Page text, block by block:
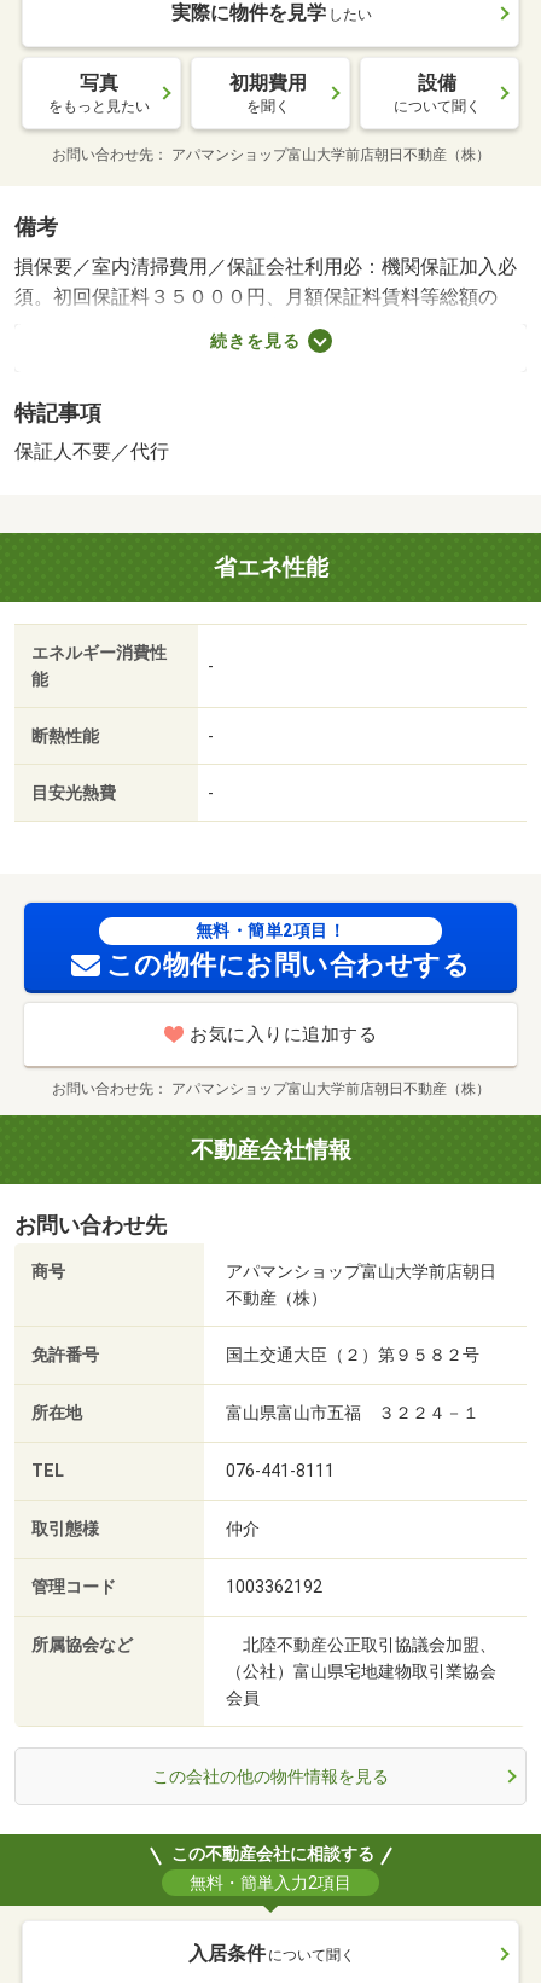
実際に物件を見学 したい
写真
をもっと見たい
初期費用
を聞く
設備
について聞く
お問い合わせ先 アパマンショップ富山大学前店朝日不動産（株）
備考
損保要／室内清掃費用／保証会社利用必：機関保証加入必
須。初回保証料３５０００円、月額保証料賃料等総額の
１％＋８００円／月（その他商品あり）／［退去時費用
退去費用実費精算※故意・過失等別途実費］ＬＰガス料金
ームクリーニング料金に、エアコンクリーニング費用を含
みます。町会費は月額です。 保証会社：株式会社イン
シューズボックス／温水洗浄便座／脱衣所／洗面所独立／
駐輪場／押入／即入居可／敷金不要／保証人不要／物置／
床下収納／和室／全居室６畳以上／プロパンガス／洗面所
にドア／ＢＳ／礼金１ヶ月／保証会社利用可／ＩＴ重説
対応物件／Ｗｅｌｃｉａ薬局（ドラッグストア）まで３６
６ｍ／（株）大阪屋ショップ／秋吉店（スーパー）まで５
ソン（コンビニ）まで４２８ｍ／ファミリーマート（コン
ビニ）まで４３８ｍ／Ｖ－ｄｒｕｇ（ドラッグストア）ま
で７１５ｍ/賃貸戸数:8戸
続きを見る
特記事項
保証人不要／代行
省エネ性能
エネルギー消費性
能
-
断熱性能 -
目安光熱費 -
無料・簡単2項目！
この物件にお問い合わせする
お気に入りに追加する
お問い合わせ先 アパマンショップ富山大学前店朝日不動産（株）
不動産会社情報
お問い合わせ先
商号
アパマンショップ富山大学前店朝日
不動産（株）
免許番号 国土交通大臣（２）第９５８２号
所在地 富山県富山市五福 ３２２４－１
TEL 076-441-8111
取引態様 仲介
管理コード 1003362192
所属協会など
北陸不動産公正取引協議会加盟、
（公社）富山県宅地建物取引業協会
会員
この会社の他の物件情報を見る
この不動産会社に相談する
無料・簡単入力2項目
入居条件 について聞く